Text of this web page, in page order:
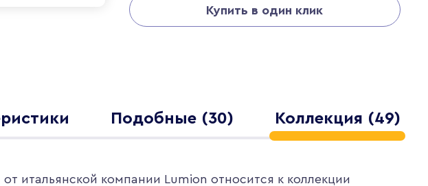
Купить в один клик
Подобные (30) Коллекция (49)
итальянской компании Lumion относится к коллекции